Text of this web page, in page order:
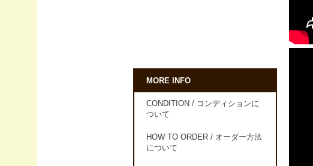
MORE INFO
CONDITION / コンディションに
ついて
HOW TO ORDER / オーダー方法
について